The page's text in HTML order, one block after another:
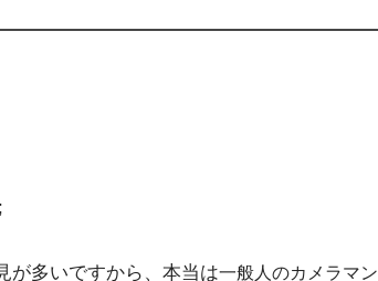
が多いですから、本当は一般人のカメラマン